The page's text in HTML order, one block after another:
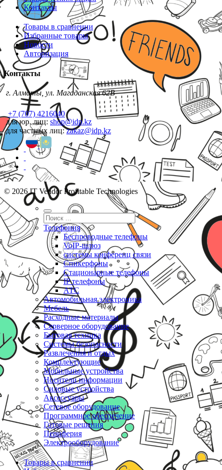
Контакты
Товары в сравнении
Избранные товары
Новости
Авторизация
Контакты
г. Алматы, ул. Магаданская 62В
+7 (707) 4216040
для юр. лиц: shop@idp.kz
для частных лиц:zakaz@idp.kz
© 2026 IT Vendor Profitable Technologies
Телефония
Беспроводные телефоны
VoIP-шлюз
системы конференц связи
Спикерфоны
Стационарные телефоны
IP телефоны
АТС
Автомобильная электроника
Мебель
Расходные материалы
Серверное оборудование
Бытовая техника
Системы безопасности
Развлечения и отдых
Комплектующие
Мобильные устройства
Носители информации
Силовые устройства
Аксессуары
Сетевое оборудование
Программное обеспечение
Готовые решения
Периферия
Электрооборудование
Товары в сравнении